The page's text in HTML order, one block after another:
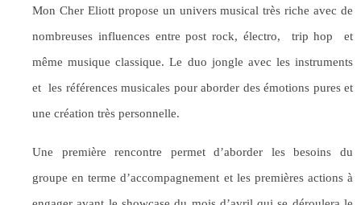
Mon Cher Eliott propose un univers musical très riche avec de
nombreuses influences entre post rock, électro, trip hop et
même musique classique. Le duo jongle avec les instruments
et les références musicales pour aborder des émotions pures et
une création très personnelle.
Une première rencontre permet d’aborder les besoins du
groupe en terme d’accompagnement et les premières actions à